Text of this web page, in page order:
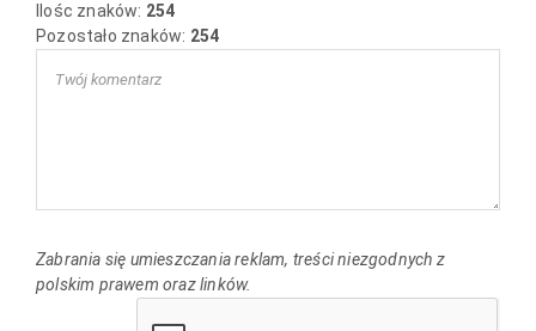
Ilośc znaków: 254
Pozostało znaków: 254
Zabrania się umieszczania reklam, treści niezgodnych z
polskim prawem oraz linków.